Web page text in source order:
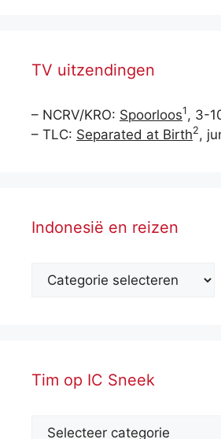
TV uitzendingen
– NCRV/KRO: Spoorloos1, 3-
– TLC: Separated at Birth2,
Indonesië en reizen
Tim op IC Sneek